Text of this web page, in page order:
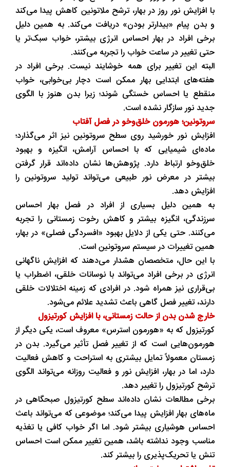
با افزایش نور روز در بهار، ترشح ملاتونین کاهش پیدا می‌کند
و بدن پیام «بیدارتر بودن» دریافت می‌کند. به همین دلیل
برخی افراد در بهار احساس انرژی بیشتر، خواب سبک‌تر یا
حتی تغییر در ساعت خواب را تجربه می‌کنند.
البته این تغییر برای همه خوشایند نیست. برخی افراد در
هفته‌های ابتدایی بهار ممکن است دچار بی‌خوابی، خواب
منقطع یا احساس خستگی شوند؛ زیرا بدن هنوز با الگوی
جدید نور سازگار نشده است.
سروتونین؛ هورمون خلق‌وخو در فصل آفتاب
افزایش نور خورشید روی سطح سروتونین نیز اثر می‌گذارد؛
ماده‌ای شیمیایی که با احساس آرامش، انگیزه و بهبود
خلق‌وخو ارتباط دارد. پژوهش‌ها نشان داده‌اند قرار گرفتن
بیشتر در معرض نور طبیعی می‌تواند تولید سروتونین را
افزایش دهد.
به همین دلیل بسیاری از افراد در فصل بهار احساس
سرزندگی، انگیزه بیشتر و کاهش رخوت زمستانی را تجربه
می‌کنند. حتی یکی از دلایل بهبود «افسردگی فصلی» در بهار،
همین تغییرات در سیستم سروتونین است.
با این حال، متخصصان هشدار می‌دهند که افزایش ناگهانی
انرژی در برخی افراد می‌تواند با نوسانات خلقی، اضطراب یا
بی‌قراری نیز همراه شود. در افرادی که زمینه اختلالات خلقی
دارند، تغییر فصل گاهی باعث تشدید علائم می‌شود.
خارج شدن بدن از حالت زمستانی، با افزایش کورتیزول
کورتیزول که به «هورمون استرس» معروف است، یکی دیگر از
هورمون‌هایی است که از تغییر فصل تأثیر می‌گیرد. بدن در
زمستان معمولاً تمایل بیشتری به استراحت و کاهش فعالیت
دارد، اما در بهار، افزایش نور و فعالیت روزانه می‌تواند الگوی
ترشح کورتیزول را تغییر دهد.
برخی مطالعات نشان داده‌اند سطح کورتیزول صبحگاهی در
ماه‌های بهار افزایش پیدا می‌کند؛ موضوعی که می‌تواند باعث
احساس هوشیاری بیشتر شود. اما اگر خواب کافی یا تغذیه
مناسب وجود نداشته باشد، همین تغییر ممکن است احساس
تنش یا تحریک‌پذیری را بیشتر کند.